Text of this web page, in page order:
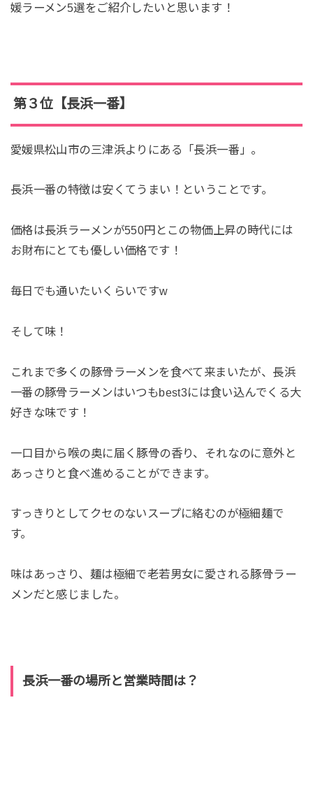
媛ラーメン5選をご紹介したいと思います！
第３位【長浜一番】
愛媛県松山市の三津浜よりにある「長浜一番」。
長浜一番の特徴は安くてうまい！ということです。
価格は長浜ラーメンが550円とこの物価上昇の時代には
お財布にとても優しい価格です！
毎日でも通いたいくらいですw
そして味！
これまで多くの豚骨ラーメンを食べて来まいたが、長浜
一番の豚骨ラーメンはいつもbest3には食い込んでくる大
好きな味です！
一口目から喉の奥に届く豚骨の香り、それなのに意外と
あっさりと食べ進めることができます。
すっきりとしてクセのないスープに絡むのが極細麺で
す。
味はあっさり、麺は極細で老若男女に愛される豚骨ラー
メンだと感じました。
長浜一番の場所と営業時間は？